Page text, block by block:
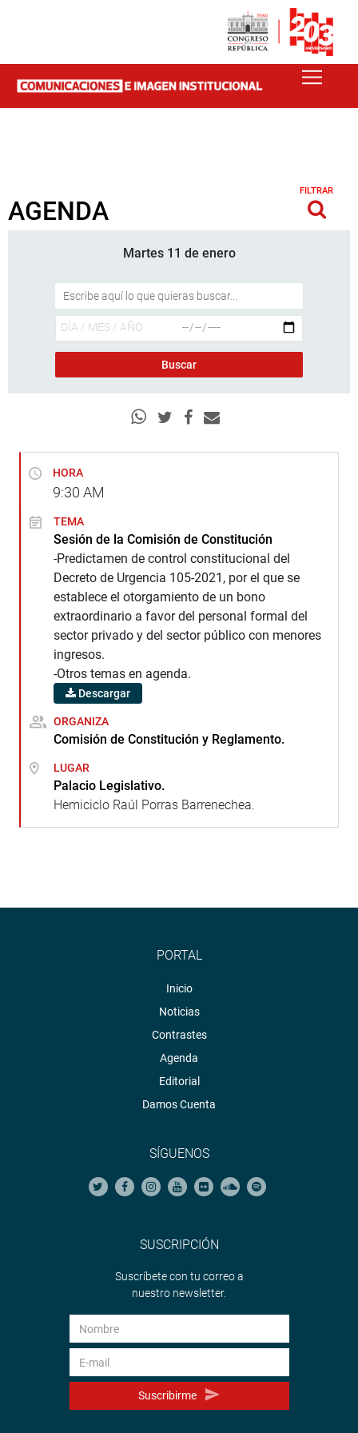
AGENDA
FILTRAR
Martes 11 de enero
HORA
9:30 AM
TEMA
Sesión de la Comisión de Constitución
-Predictamen de control constitucional del
Decreto de Urgencia 105-2021, por el que se
establece el otorgamiento de un bono
extraordinario a favor del personal formal del
sector privado y del sector público con menores
ingresos.
-Otros temas en agenda.
Descargar
ORGANIZA
Comisión de Constitución y Reglamento.
LUGAR
Palacio Legislativo.
Hemiciclo Raúl Porras Barrenechea.
PORTAL
Inicio
Noticias
Contrastes
Agenda
Editorial
Damos Cuenta
SÍGUENOS
SUSCRIPCIÓN
Suscríbete con tu correo a
nuestro newsletter.
Suscribirme